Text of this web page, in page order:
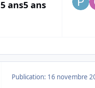
5 ans5 ans
Publication: 16 novembre